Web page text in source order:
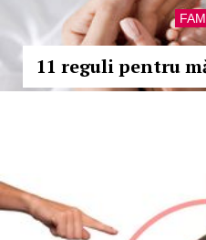
11 reguli pentru